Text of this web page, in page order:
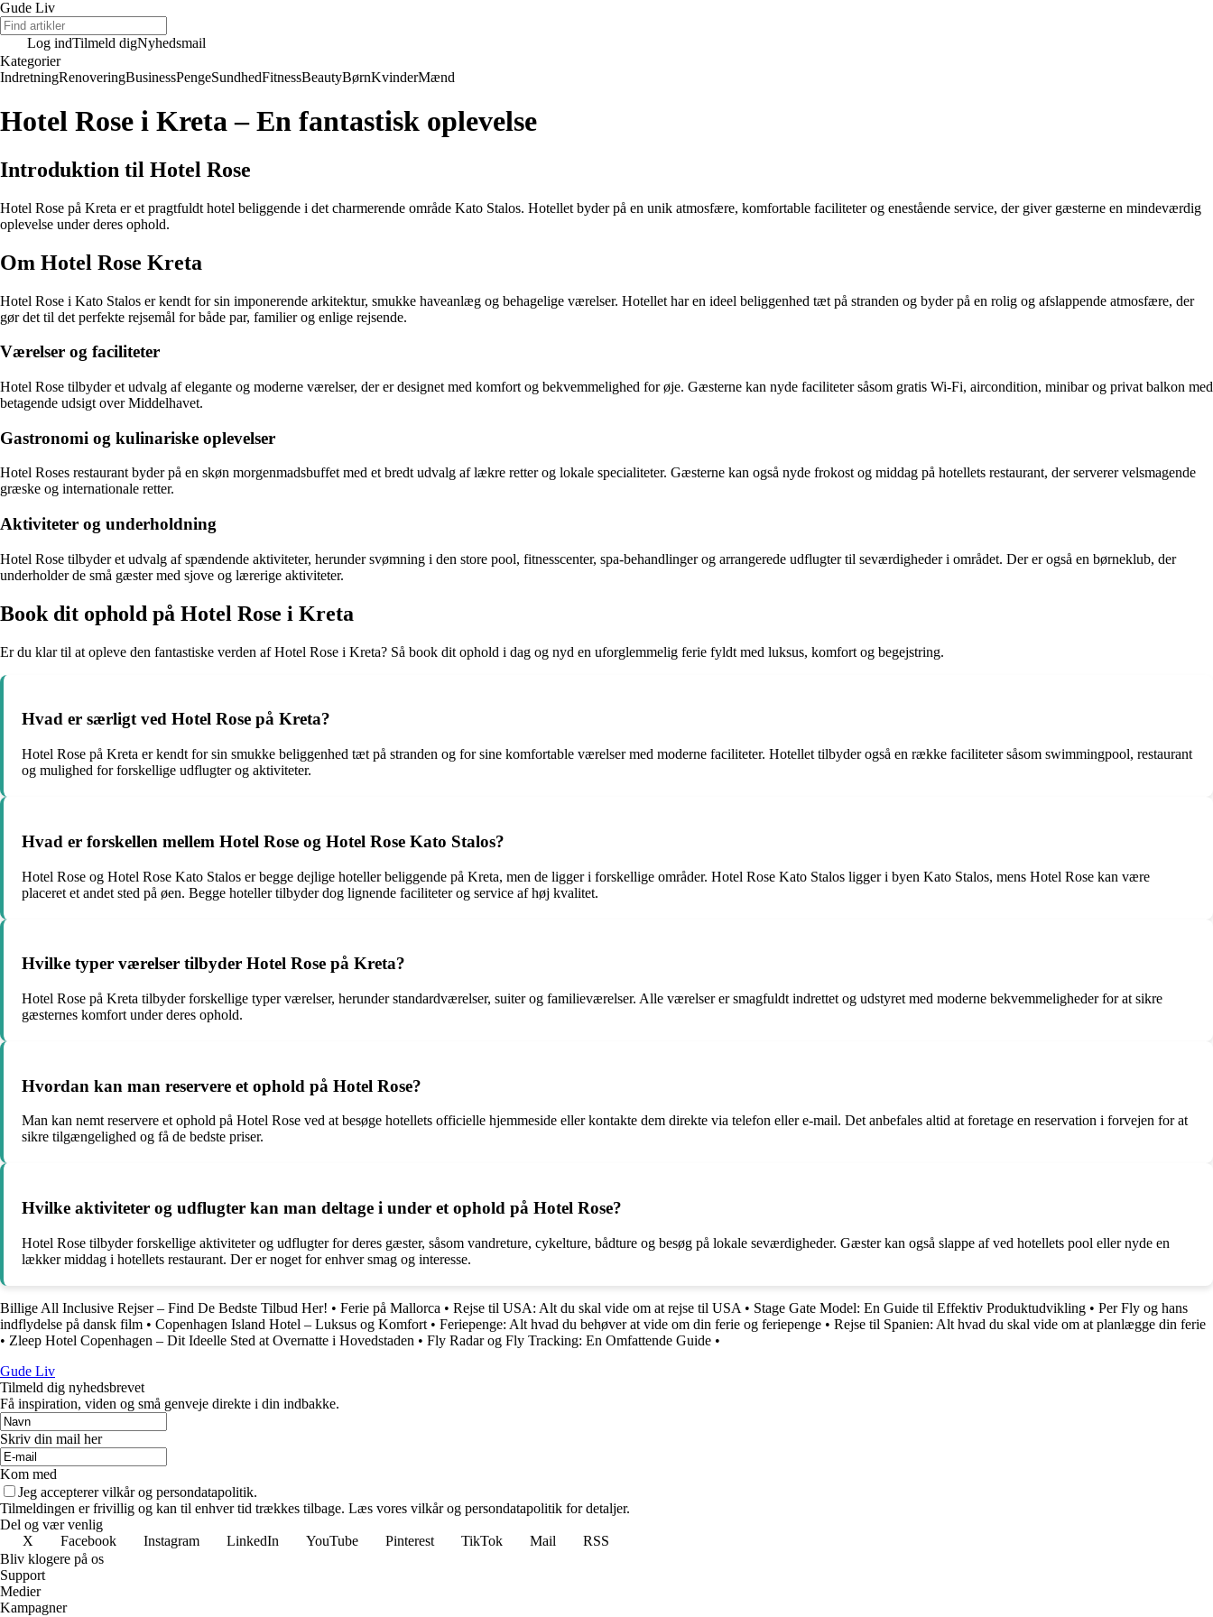
Gude Liv
Log indTilmeld digNyhedsmail
Kategorier
IndretningRenoveringBusinessPengeSundhedFitnessBeautyBørnKvinderMænd
Hotel Rose i Kreta – En fantastisk oplevelse
Introduktion til Hotel Rose
Hotel Rose på Kreta er et pragtfuldt hotel beliggende i det charmerende område Kato Stalos. Hotellet byder på en unik atmosfære, komfortable faciliteter og enestående service, der giver gæsterne en mindeværdig
oplevelse under deres ophold.
Om Hotel Rose Kreta
Hotel Rose i Kato Stalos er kendt for sin imponerende arkitektur, smukke haveanlæg og behagelige værelser. Hotellet har en ideel beliggenhed tæt på stranden og byder på en rolig og afslappende atmosfære, der
gør det til det perfekte rejsemål for både par, familier og enlige rejsende.
Værelser og faciliteter
Hotel Rose tilbyder et udvalg af elegante og moderne værelser, der er designet med komfort og bekvemmelighed for øje. Gæsterne kan nyde faciliteter såsom gratis Wi-Fi, aircondition, minibar og privat balkon med
betagende udsigt over Middelhavet.
Gastronomi og kulinariske oplevelser
Hotel Roses restaurant byder på en skøn morgenmadsbuffet med et bredt udvalg af lækre retter og lokale specialiteter. Gæsterne kan også nyde frokost og middag på hotellets restaurant, der serverer velsmagende
græske og internationale retter.
Aktiviteter og underholdning
Hotel Rose tilbyder et udvalg af spændende aktiviteter, herunder svømning i den store pool, fitnesscenter, spa-behandlinger og arrangerede udflugter til seværdigheder i området. Der er også en børneklub, der
underholder de små gæster med sjove og lærerige aktiviteter.
Book dit ophold på Hotel Rose i Kreta
Er du klar til at opleve den fantastiske verden af Hotel Rose i Kreta? Så book dit ophold i dag og nyd en uforglemmelig ferie fyldt med luksus, komfort og begejstring.
Hvad er særligt ved Hotel Rose på Kreta?
Hotel Rose på Kreta er kendt for sin smukke beliggenhed tæt på stranden og for sine komfortable værelser med moderne faciliteter. Hotellet tilbyder også en række faciliteter såsom swimmingpool, restaurant
og mulighed for forskellige udflugter og aktiviteter.
Hvad er forskellen mellem Hotel Rose og Hotel Rose Kato Stalos?
Hotel Rose og Hotel Rose Kato Stalos er begge dejlige hoteller beliggende på Kreta, men de ligger i forskellige områder. Hotel Rose Kato Stalos ligger i byen Kato Stalos, mens Hotel Rose kan være
placeret et andet sted på øen. Begge hoteller tilbyder dog lignende faciliteter og service af høj kvalitet.
Hvilke typer værelser tilbyder Hotel Rose på Kreta?
Hotel Rose på Kreta tilbyder forskellige typer værelser, herunder standardværelser, suiter og familieværelser. Alle værelser er smagfuldt indrettet og udstyret med moderne bekvemmeligheder for at sikre
gæsternes komfort under deres ophold.
Hvordan kan man reservere et ophold på Hotel Rose?
Man kan nemt reservere et ophold på Hotel Rose ved at besøge hotellets officielle hjemmeside eller kontakte dem direkte via telefon eller e-mail. Det anbefales altid at foretage en reservation i forvejen for at
sikre tilgængelighed og få de bedste priser.
Hvilke aktiviteter og udflugter kan man deltage i under et ophold på Hotel Rose?
Hotel Rose tilbyder forskellige aktiviteter og udflugter for deres gæster, såsom vandreture, cykelture, bådture og besøg på lokale seværdigheder. Gæster kan også slappe af ved hotellets pool eller nyde en
lækker middag i hotellets restaurant. Der er noget for enhver smag og interesse.
Billige All Inclusive Rejser – Find De Bedste Tilbud Her! • Ferie på Mallorca • Rejse til USA: Alt du skal vide om at rejse til USA • Stage Gate Model: En Guide til Effektiv Produktudvikling • Per Fly og hans
indflydelse på dansk film • Copenhagen Island Hotel – Luksus og Komfort • Feriepenge: Alt hvad du behøver at vide om din ferie og feriepenge • Rejse til Spanien: Alt hvad du skal vide om at planlægge din ferie
• Zleep Hotel Copenhagen – Dit Ideelle Sted at Overnatte i Hovedstaden • Fly Radar og Fly Tracking: En Omfattende Guide •
Gude Liv
Tilmeld dig nyhedsbrevet
Få inspiration, viden og små genveje direkte i din indbakke.
Skriv din mail her
Kom med
Jeg accepterer vilkår og persondatapolitik.
Tilmeldingen er frivillig og kan til enhver tid trækkes tilbage. Læs vores vilkår og persondatapolitik for detaljer.
Del og vær venlig
X
Facebook Instagram LinkedIn YouTube Pinterest TikTok Mail
RSS
Bliv klogere på os
Support
Medier
Kampagner